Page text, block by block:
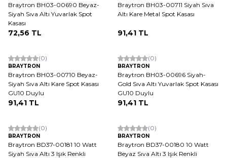
Braytron BH03-00690 Beyaz-
Siyah Sıva Altı Yuvarlak Spot
Kasası
72,56 TL
Braytron BH03-00711 Siyah Sıva
Altı Kare Metal Spot Kasası
91,41 TL
(0)
BRAYTRON
Braytron BH03-00710 Beyaz-
Siyah Sıva Altı Kare Spot Kasası
GU10 Duylu
91,41 TL
(0)
BRAYTRON
Braytron BH03-00696 Siyah-
Gold Sıva Altı Yuvarlak Spot Kasası
GU10 Duylu
91,41 TL
(0)
BRAYTRON
Braytron BD37-00181 10 Watt
Siyah Sıva Altı 3 Işık Renkli
(0)
BRAYTRON
Braytron BD37-00180 10 Watt
Beyaz Sıva Altı 3 Işık Renkli